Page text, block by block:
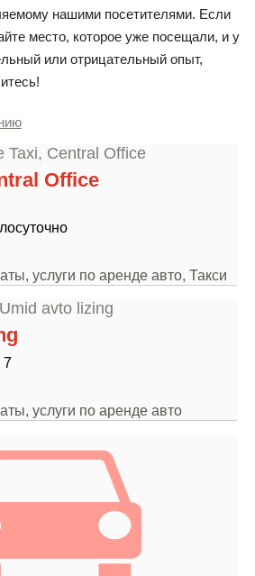
нашими посетителями. Если
место, которое уже посещали, и у
или отрицательный опыт,
Office
услуги по аренде авто, Такси
7
услуги по аренде авто